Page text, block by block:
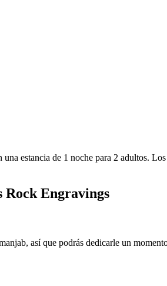
estancia de 1 noche para 2 adultos.
Rock Engravings
así que podrás dedicarle un